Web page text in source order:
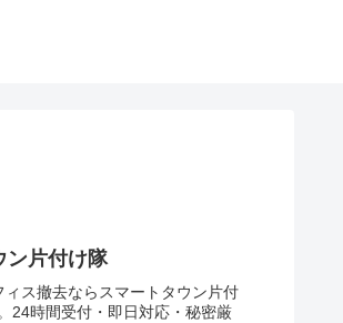
ン片付け隊
ス撤去ならスマートタウン片付
24時間受付・即日対応・秘密厳